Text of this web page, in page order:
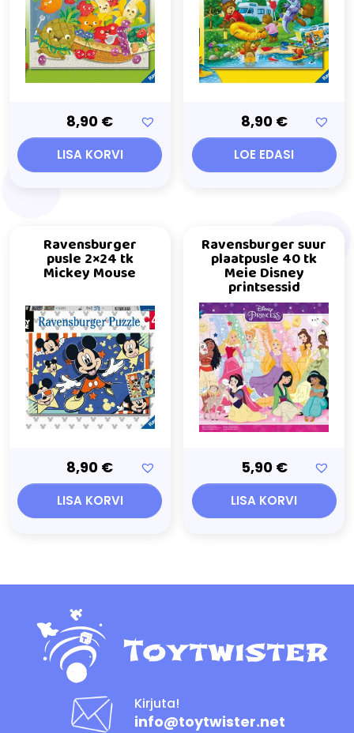
8,90 €
LISA KORVI
8,90 €
LOE EDASI
Ravensburger
pusle 2×24 tk
Mickey Mouse
8,90 €
LISA KORVI
Ravensburger suur
plaatpusle 40 tk
Meie Disney
printsessid
5,90 €
LISA KORVI
Kirjuta!
info@toytwister.net